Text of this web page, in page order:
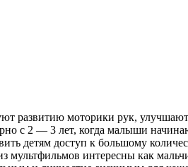
развитию моторики рук,
с 2 — 3 лет, когда малыши
детям доступ к большому
интересны как